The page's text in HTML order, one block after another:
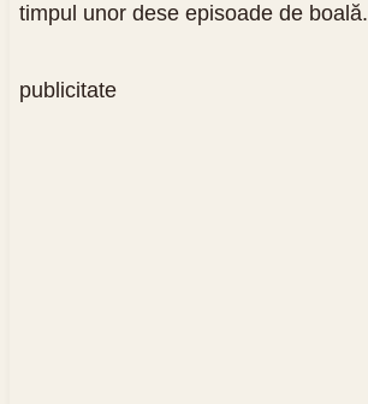
timpul unor dese episoade de boală.
publicitate